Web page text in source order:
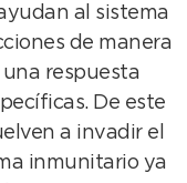
al sistema
de manera
respuesta
De este
a invadir el
inmunitario ya